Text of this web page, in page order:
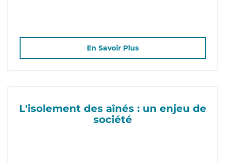
En Savoir Plus
L'isolement des aînés : un enjeu de
société